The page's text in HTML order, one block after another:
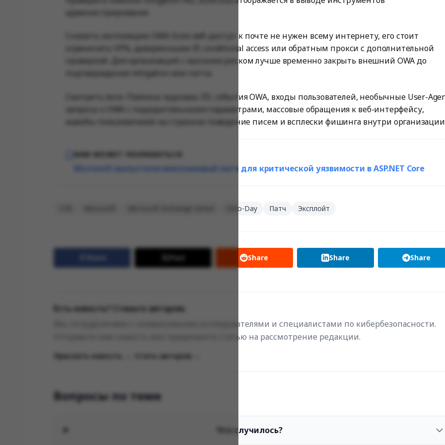
Снизить экспозицию OWA. Если веб-доступ к почте не нужен всему интернету, его стоит
ограничить VPN, доверенными IP, conditional access или обратным прокси с дополнительной
проверкой. Для организаций с высоким риском лучше временно закрыть внешний OWA до
Смотреть логи. Полезны журналы IIS, события OWA, входы пользователей, необычные User-
запросы к OWA с подозрительными параметрами, массовые обращения к веб-интерфейсу,
жалобы пользователей на странное поведение писем и всплески фишинга внутри
ВАМ МОЖЕТ ПОНРАВИТЬСЯ:
Microsoft выпустила внеплановый патч для критической уязвимости в ASP.NET Core
Zero-Day Патч Эксплойт
Post Share Share Share
Есть новость? Станьте автором.
Мы сотрудничаем с независимыми исследователями и специалистами по кибербезопасности.
Отправьте нам новость или предложите статью на рассмотрение редакции.
Прислать новость → Стать автором →
Вопросы по теме
Что случилось?